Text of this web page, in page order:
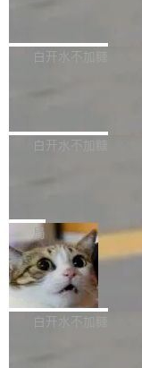
自研的多个文生3D和...
整性保护。效果是：吞
让语音识别不再只是听
w 不要求标准普通话，
新和少量网页兼容性
容提供的字体时出现的
质的最低采样率）的音
SS 圆角虚线样式中可
的图像元素不在同一个
联 加...
白开水不加糖
发布的 Release
最强的若干项。对于尚
通过拉取过去一年内
至今）的所有 commit
经过人工复核，准确
社区爱好者提供了高
白开水不加糖
维护工作一直与我的
和休闲娱乐竞争时间
ebastian Pipping 写在
他宣布了一个新消息
他可以全职维护
局
Firefox 153.0.3 发布
Firefox 153.0.3 现已
下： New Smart
白开水不加糖